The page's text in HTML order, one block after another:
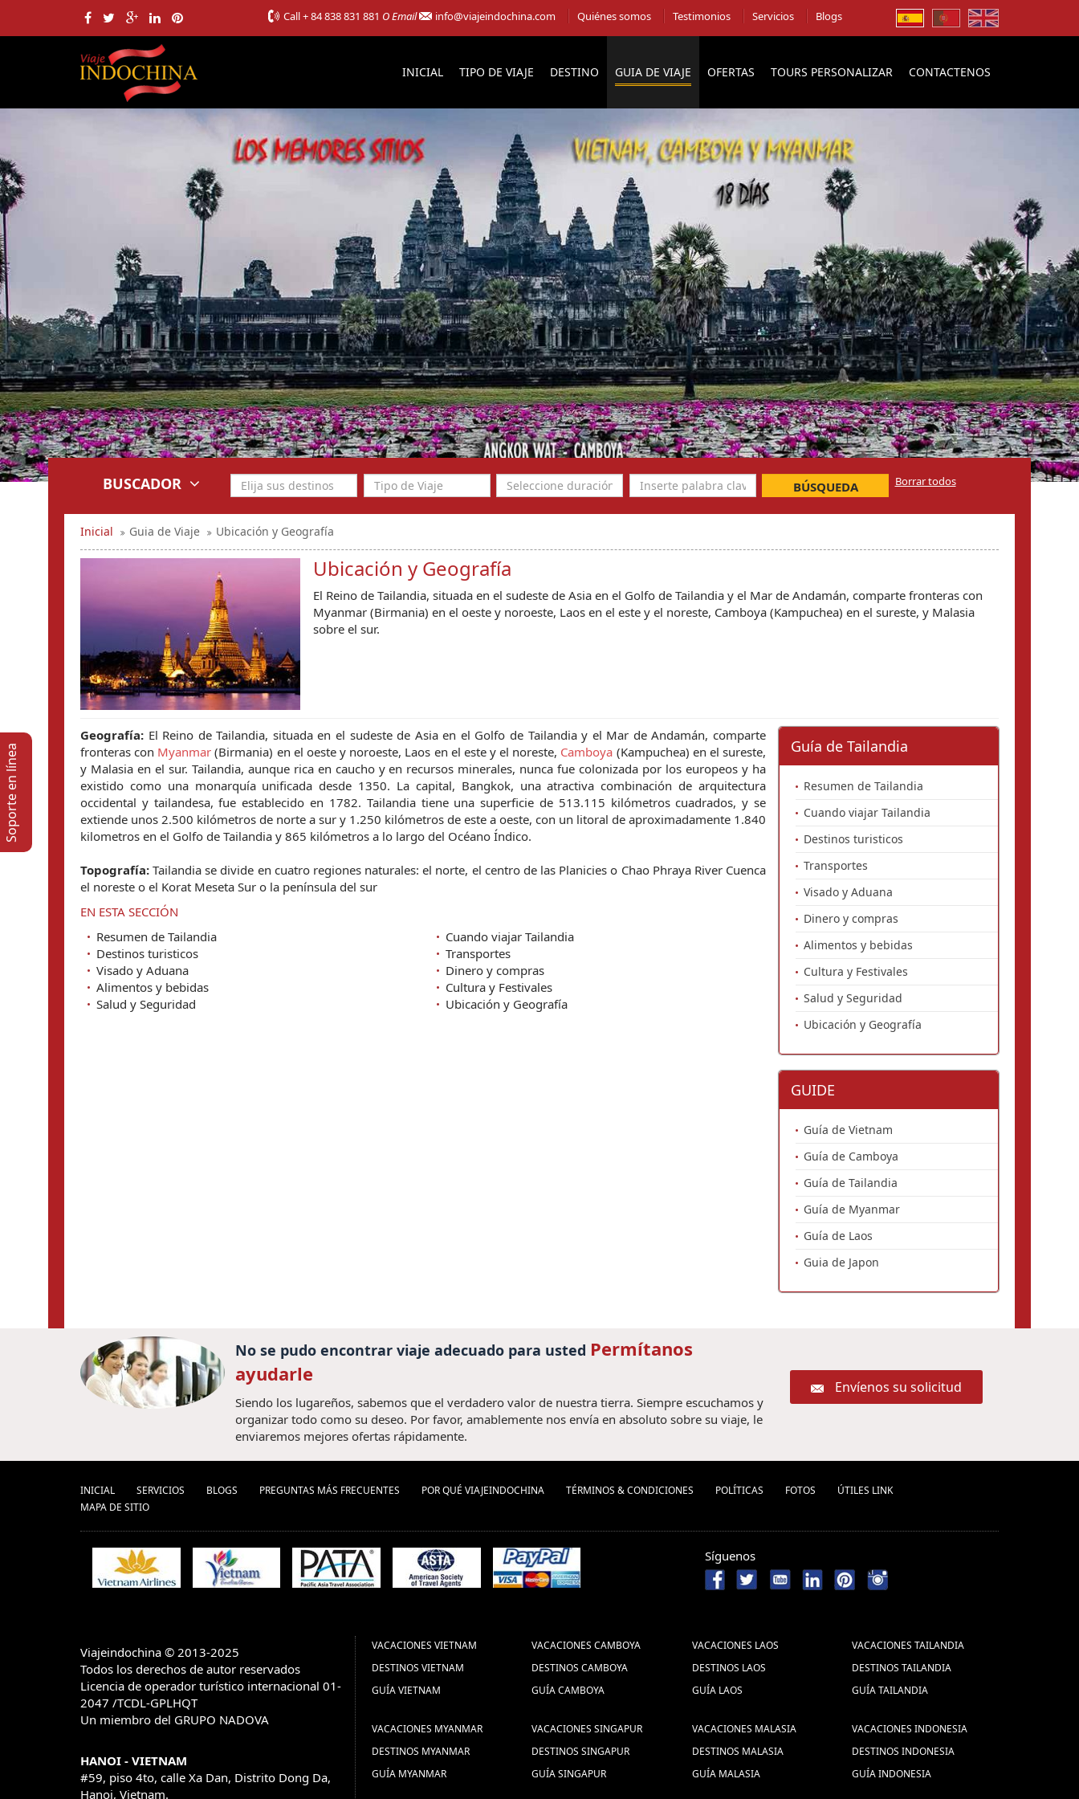
Call+ 84 838 831 881 O Email info@viajeindochina.com Quiénes somos Testimonios Servicios Blogs
INICIAL TIPO DE VIAJE DESTINO GUIA DE VIAJE OFERTAS TOURS PERSONALIZAR CONTACTENOS
BUSCADOR BÚSQUEDA Borrar todos
Inicial Guia de Viaje Ubicación y Geografía
Ubicación y Geografía
El Reino de Tailandia, situada en el sudeste de Asia en el Golfo de Tailandia y el Mar de Andamán, comparte fronteras con
Myanmar (Birmania) en el oeste y noroeste, Laos en el este y el noreste, Camboya (Kampuchea) en el sureste, y Malasia
sobre el sur.
Geografía: El Reino de Tailandia, situada en el sudeste de Asia en el Golfo de Tailandia y el Mar de Andamán, comparte
fronteras con Myanmar (Birmania) en el oeste y noroeste, Laos en el este y el noreste, Camboya (Kampuchea) en el sureste,
y Malasia en el sur. Tailandia, aunque rica en caucho y en recursos minerales, nunca fue colonizada por los europeos y ha
existido como una monarquía unificada desde 1350. La capital, Bangkok, una atractiva combinación de arquitectura
occidental y tailandesa, fue establecido en 1782. Tailandia tiene una superficie de 513.115 kilómetros cuadrados, y se
extiende unos 2.500 kilómetros de norte a sur y 1.250 kilómetros de este a oeste, con un litoral de aproximadamente 1.840
kilometros en el Golfo de Tailandia y 865 kilómetros a lo largo del Océano Índico.
Topografía: Tailandia se divide en cuatro regiones naturales: el norte, el centro de las Planicies o Chao Phraya River Cuenca
el noreste o el Korat Meseta Sur o la península del sur
EN ESTA SECCIÓN
Resumen de Tailandia
Cuando viajar Tailandia
Destinos turisticos
Transportes
Visado y Aduana
Dinero y compras
Alimentos y bebidas
Cultura y Festivales
Salud y Seguridad
Ubicación y Geografía
Guía de Tailandia
Resumen de Tailandia
Cuando viajar Tailandia
Destinos turisticos
Transportes
Visado y Aduana
Dinero y compras
Alimentos y bebidas
Cultura y Festivales
Salud y Seguridad
Ubicación y Geografía
GUIDE
Guía de Vietnam
Guía de Camboya
Guía de Tailandia
Guía de Myanmar
Guía de Laos
Guia de Japon
Soporte en lí­nea
No se pudo encontrar viaje adecuado para usted Permítanos
ayudarle
Siendo los lugareños, sabemos que el verdadero valor de nuestra tierra. Siempre escuchamos y
organizar todo como su deseo. Por favor, amablemente nos envía en absoluto sobre su viaje, le
enviaremos mejores ofertas rápidamente.
Envíenos su solicitud
INICIAL SERVICIOS BLOGS PREGUNTAS MÁS FRECUENTES POR QUÉ VIAJEINDOCHINA TÉRMINOS & CONDICIONES POLÍ­TICAS FOTOS
ÚTILES LINK
MAPA DE SITIO
Síguenos
Viajeindochina © 2013-2025
Todos los derechos de autor reservados
Licencia de operador turístico internacional 01-
2047 /TCDL-GPLHQT
Un miembro del GRUPO NADOVA
HANOI - VIETNAM
#59, piso 4to, calle Xa Dan, Distrito Dong Da,
Hanoi, Vietnam.
VACACIONES VIETNAM
DESTINOS VIETNAM
GUÍA VIETNAM
VACACIONES CAMBOYA
DESTINOS CAMBOYA
GUÍA CAMBOYA
VACACIONES LAOS
DESTINOS LAOS
GUÍA LAOS
VACACIONES TAILANDIA
DESTINOS TAILANDIA
GUÍA TAILANDIA
VACACIONES MYANMAR
DESTINOS MYANMAR
GUÍA MYANMAR
VACACIONES SINGAPUR
DESTINOS SINGAPUR
GUÍA SINGAPUR
VACACIONES MALASIA
DESTINOS MALASIA
GUÍA MALASIA
VACACIONES INDONESIA
DESTINOS INDONESIA
GUÍA INDONESIA